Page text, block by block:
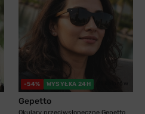
-54% WYSYŁKA 24H
Gepetto